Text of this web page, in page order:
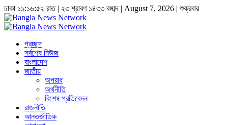
ঢাকা ১১:১৬:৫৩ রাত| ২৩ শ্রাবণ ১৪৩৩ বঙ্গাব্দ | August 7, 2026 |শুক্রবার
প্রচ্ছদ
সর্বশেষ নিউজ
বাংলাদেশ
জাতীয়
অপরাধ
অর্থনীতি
বিশেষ প্রতিবেদন
রাজনীতি
আন্তর্জাতিক